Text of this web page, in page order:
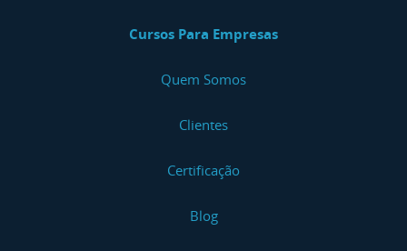
Cursos Para Empresas
Quem Somos
Clientes
Certificação
Blog